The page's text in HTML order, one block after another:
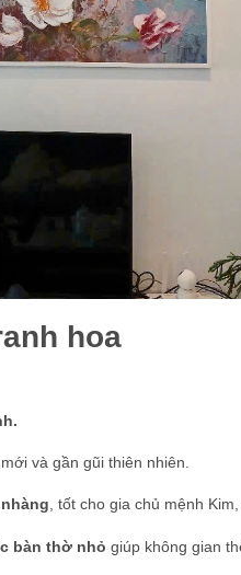
hoa
và gần gũi thiên nhiên.
, tốt cho gia chủ mệnh
bàn thờ nhỏ giúp không gian